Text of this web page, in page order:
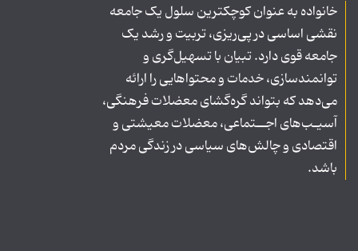
خانواده به عنوان کوچکترین سلول یک جامعه
نقشی اساسی در پی‌ریزی، تربیت و رشد یک
جامعه قوی دارد. تبیان با تسهیل‌گری و
توانمندسازی، خدمات و محتواهایی را ارائه
می‌دهد که بتواند گره‌گشای معضلات فرهنگی،
آسیـب‌های اجــتماعی، معضلات معیشتی و
اقتصادی و چالش‌های سیاسی در زندگی مردم
باشد.